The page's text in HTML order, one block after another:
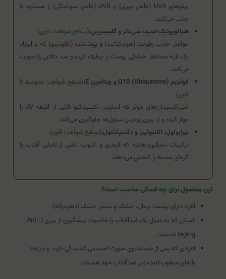
پرتوهای UVA (عامل پیری) و UVB (عامل سوختگی) را مسدود یا
جذب می‌کنند.
هیالورونیک اسید، شی‌باتر و گلیسیرین:(سطح شواهد: قوی)
عوامل جاذب رطوبت (هومکتانت) و پوشاننده (اکلوسیو) که با ایجاد
یک لایه محافظ، خشکی پوست را برطرف کرده و سد دفاعی را تقویت
می‌کنند.
کوآنزیم Q10 (Ubiquinone) و ویتامین E:
(سطح شواهد: متوسط تا
قوی)
آنتی‌اکسیدان‌های موثر که استرس اکسیداتیو ناشی از اشعه UV را
مهار کرده و از پیری زودرس سلول‌ها جلوگیری می‌کنند.
بیزابولول، آلانتوئین و دکسپانتنول:(سطح شواهد: قوی)
ترکیبات تسکین‌دهنده که قرمزی و التهاب ناشی از تابش آفتاب یا
گرمای محیط را کاهش می‌دهند.
این محصول برای چه کسانی مناسب است؟
افراد دارای پوست نرمال، خشک و بسیار خشک (دهیدراته).
کسانی که به دنبال یک ضدآفتاب با خاصیت پیشگیری از پیری (Anti-
aging) هستند.
افرادی که پس از شستشوی صورت احساس کشیدگی دارند و نیازمند
پایه‌ای مرطوب‌کننده زیر ضدآفتاب خود هستند.